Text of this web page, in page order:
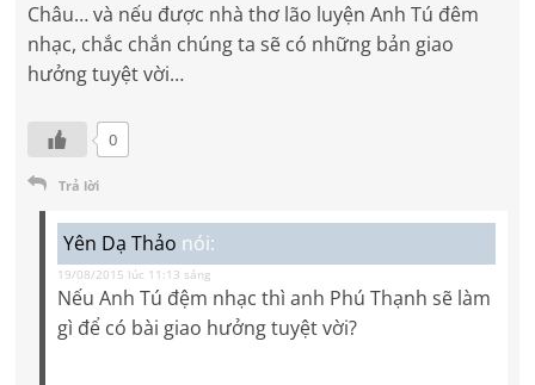
Châu… và nếu được nhà thơ lão luyện Anh Tú đêm
nhạc, chắc chắn chúng ta sẽ có những bản giao
hưởng tuyệt vời…
0
Trả lời
Yên Dạ Thảo nói:
19/08/2015 lúc 11:13 sáng
Nếu Anh Tú đệm nhạc thì anh Phú Thạnh sẽ làm
gì để có bài giao hưởng tuyệt vời?